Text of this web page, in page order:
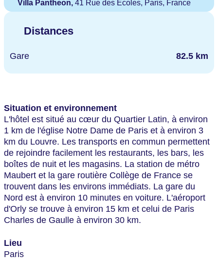
Villa Pantheon, 41 Rue des Ecoles, Paris, France
Distances
Gare 82.5 km
Situation et environnement
L'hôtel est situé au cœur du Quartier Latin, à environ
1 km de l'église Notre Dame de Paris et à environ 3
km du Louvre. Les transports en commun permettent
de rejoindre facilement les restaurants, les bars, les
boîtes de nuit et les magasins. La station de métro
Maubert et la gare routière Collège de France se
trouvent dans les environs immédiats. La gare du
Nord est à environ 10 minutes en voiture. L'aéroport
d'Orly se trouve à environ 15 km et celui de Paris
Charles de Gaulle à environ 30 km.
Lieu
Paris